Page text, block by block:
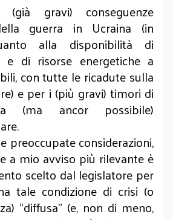
gravi) conseguenze
guerra in Ucraina (in
alla disponibilità di
e di risorse energetiche a
con tutte le ricadute sulla
e per i (più gravi) timori di
(ma ancor possibile)
preoccupate considerazioni,
a mio avviso più rilevante è
scelto dal legislatore per
tale condizione di crisi (o
“diffusa” (e, non di meno,